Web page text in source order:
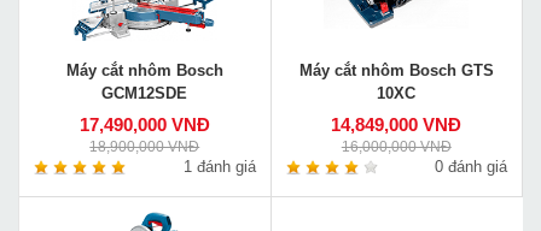
Máy cắt nhôm Bosch
GCM12SDE
17,490,000 VNĐ
18,900,000 VNĐ
1 đánh giá
Máy cắt nhôm Bosch GTS
10XC
14,849,000 VNĐ
16,000,000 VNĐ
0 đánh giá